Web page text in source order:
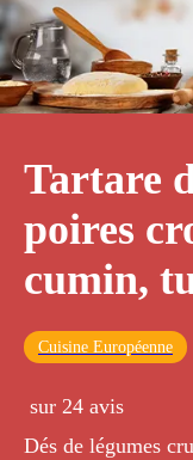
Tartare
poires
cumin,
Cuisine Européenne
sur 24 avis
Dés de légumes